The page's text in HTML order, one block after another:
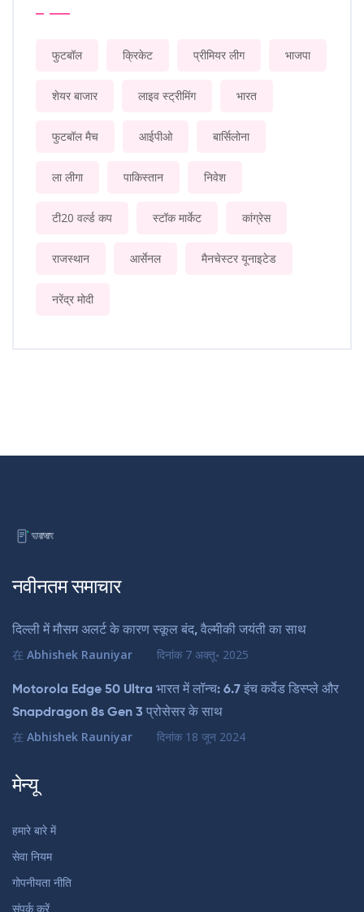
फुटबॉल क्रिकेट प्रीमियर लीग भाजपा
शेयर बाजार लाइव स्ट्रीमिंग भारत
फुटबॉल मैच आईपीओ बार्सिलोना
ला लीगा पाकिस्तान निवेश
टी20 वर्ल्ड कप स्टॉक मार्केट कांग्रेस
राजस्थान आर्सेनल मैनचेस्टर यूनाइटेड
नरेंद्र मोदी
नवीनतम समाचार
दिल्ली में मौसम अलर्ट के कारण स्कूल बंद, वैल्मीकी जयंती का साथ
在 Abhishek Rauniyar दिनांक 7 अक्तू॰ 2025
Motorola Edge 50 Ultra भारत में लॉन्च: 6.7 इंच कर्वेड डिस्प्ले और
Snapdragon 8s Gen 3 प्रोसेसर के साथ
在 Abhishek Rauniyar दिनांक 18 जून 2024
मेन्यू
हमारे बारे में
सेवा नियम
गोपनीयता नीति
संपर्क करें